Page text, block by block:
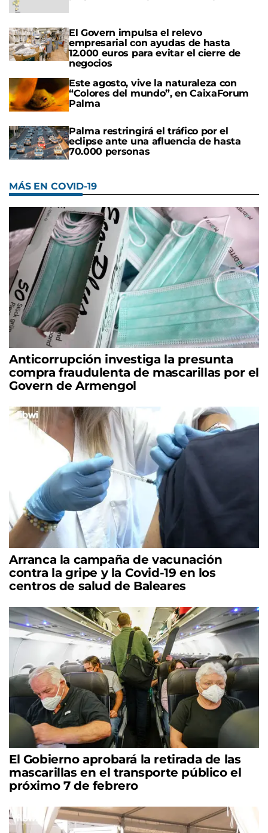
El Govern impulsa el relevo
empresarial con ayudas de hasta
12.000 euros para evitar el cierre de
negocios
Este agosto, vive la naturaleza con
“Colores del mundo”, en CaixaForum
Palma
Palma restringirá el tráfico por el
eclipse ante una afluencia de hasta
70.000 personas
MÁS EN COVID-19
Anticorrupción investiga la presunta
compra fraudulenta de mascarillas por el
Govern de Armengol
Arranca la campaña de vacunación
contra la gripe y la Covid-19 en los
centros de salud de Baleares
El Gobierno aprobará la retirada de las
mascarillas en el transporte público el
próximo 7 de febrero